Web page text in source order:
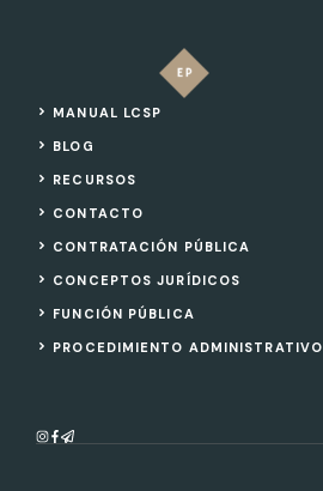
MANUAL LCSP
BLOG
RECURSOS
CONTACTO
CONTRATACIÓN PÚBLICA
CONCEPTOS JURÍDICOS
FUNCIÓN PÚBLICA
PROCEDIMIENTO ADMINISTRATIVO